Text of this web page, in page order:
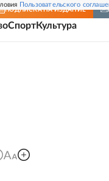
Пользовательского
ПОДПИСКА НА ИЗДАНИЕ
СпортКультура